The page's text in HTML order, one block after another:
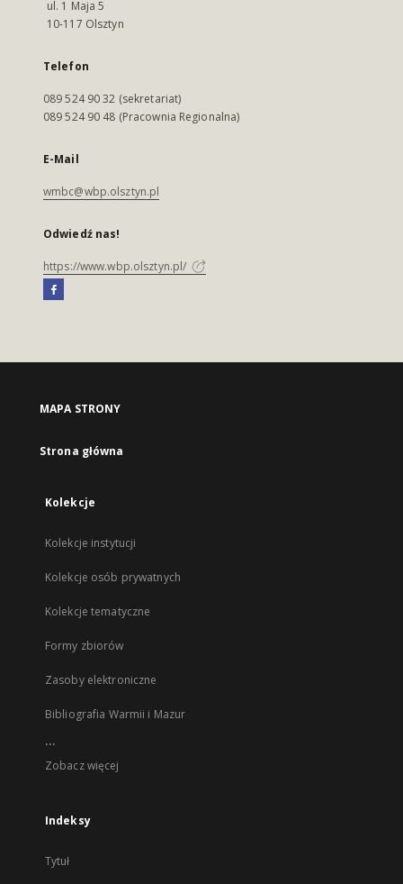
ul. 1 Maja 5
10-117 Olsztyn
Telefon
089 524 90 32 (sekretariat)
089 524 90 48 (Pracownia Regionalna)
E-Mail
wmbc@wbp.olsztyn.pl
Odwiedź nas!
https://www.wbp.olsztyn.pl/
MAPA STRONY
Strona główna
Kolekcje
Kolekcje instytucji
Kolekcje osób prywatnych
Kolekcje tematyczne
Formy zbiorów
Zasoby elektroniczne
Bibliografia Warmii i Mazur
...
Zobacz więcej
Indeksy
Tytuł